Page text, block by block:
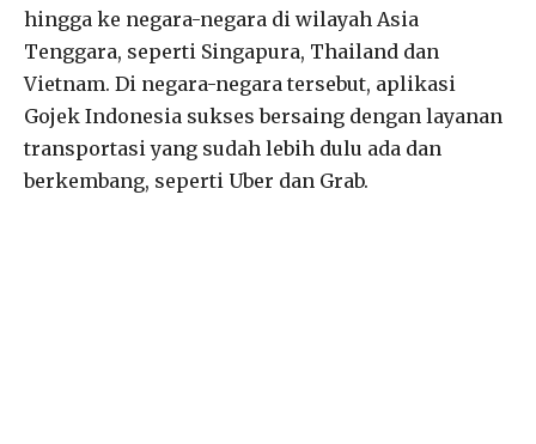
hingga ke negara-negara di wilayah Asia
Tenggara, seperti Singapura, Thailand dan
Vietnam. Di negara-negara tersebut, aplikasi
Gojek Indonesia sukses bersaing dengan layanan
transportasi yang sudah lebih dulu ada dan
berkembang, seperti Uber dan Grab.